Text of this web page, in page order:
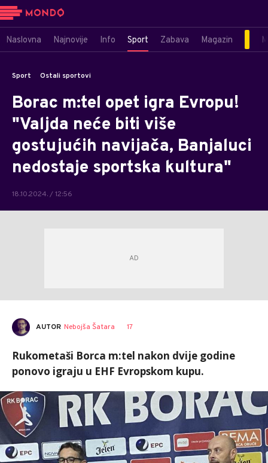
Naslovna Najnovije Info Sport Zabava Magazin
Sport Ostali sportovi
Borac m:tel opet igra Evropu!
"Valjda neće biti više
gostujućih navijača, Banjaluci
nedostaje sportska kultura"
18.10.2024. / 12:56
AUTOR Nebojša Šatara 17
Rukometaši Borca m:tel nakon dvije godine
ponovo igraju u EHF Evropskom kupu.